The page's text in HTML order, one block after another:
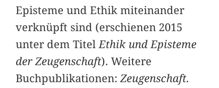
Episteme und Ethik miteinander
verknüpft sind (erschienen 2015
unter dem Titel Ethik und Episteme
der Zeugenschaft). Weitere
Buchpublikationen:Zeugenschaft.